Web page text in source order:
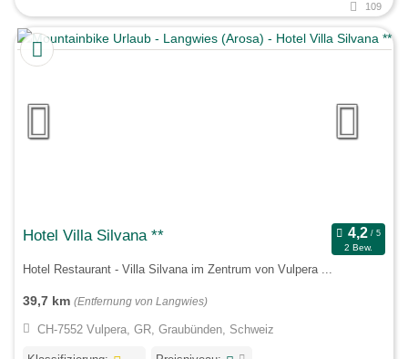
109
Hotel Villa Silvana **
2 Bew.
Hotel Restaurant - Villa Silvana im Zentrum von Vulpera ...
39,7 km (Entfernung von Langwies)
CH-7552 Vulpera, GR, Graubünden, Schweiz